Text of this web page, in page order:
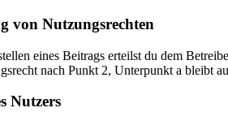
von Nutzungsrechten
eines Beitrags erteilst du dem
nach Punkt 2, Unterpunkt a bleibt
Nutzers